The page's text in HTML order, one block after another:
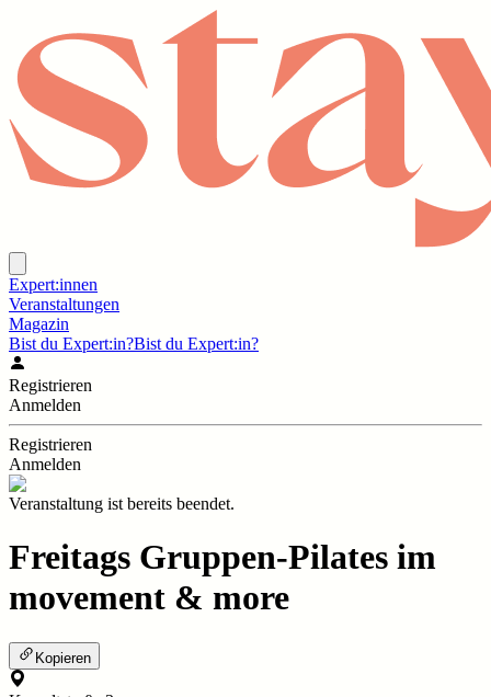
Expert:innen
Veranstaltungen
Magazin
Bist du Expert:in?Bist du Expert:in?
Registrieren
Anmelden
Registrieren
Anmelden
Veranstaltung ist bereits beendet.
Freitags Gruppen-Pilates im
movement & more
Kopieren